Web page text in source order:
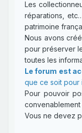
Les
réparations,
patrimoine
Nous avons
pour préserver
toutes les
Le forum est
que ce soit pour
Pour pouvoir
convenablement
Vous ne devez